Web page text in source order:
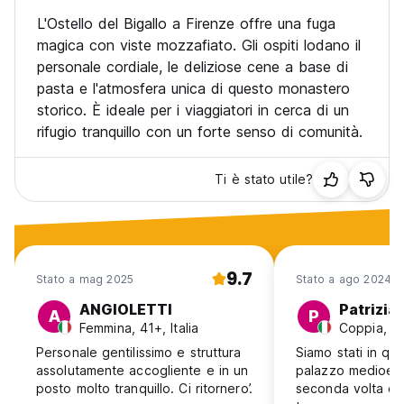
L'Ostello del Bigallo a Firenze offre una fuga
magica con viste mozzafiato. Gli ospiti lodano il
personale cordiale, le deliziose cene a base di
pasta e l'atmosfera unica di questo monastero
storico. È ideale per i viaggiatori in cerca di un
rifugio tranquillo con un forte senso di comunità.
Ti è stato utile?
Stato a mag 2025 9.7
A ANGIOLETTI
Femmina, 41+, Italia
Personale gentilissimo e struttura
assolutamente accogliente e in un
posto molto tranquillo. Ci ritornero’.
Stato a ago 2024
P Patrizia
Coppia,
Siamo stati in
palazzo
seconda volta e